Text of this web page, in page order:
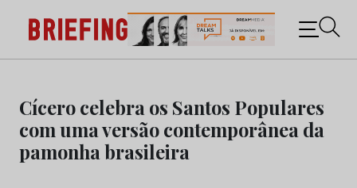
content
Briefing: Todas as notícias sobre os negócios do
Marketing e da Publicidade
Cícero celebra os Santos Populares
com uma versão contemporânea da
pamonha brasileira